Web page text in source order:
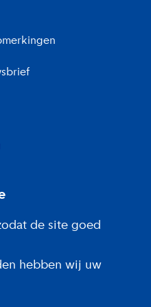
de site goed
hebben wij uw